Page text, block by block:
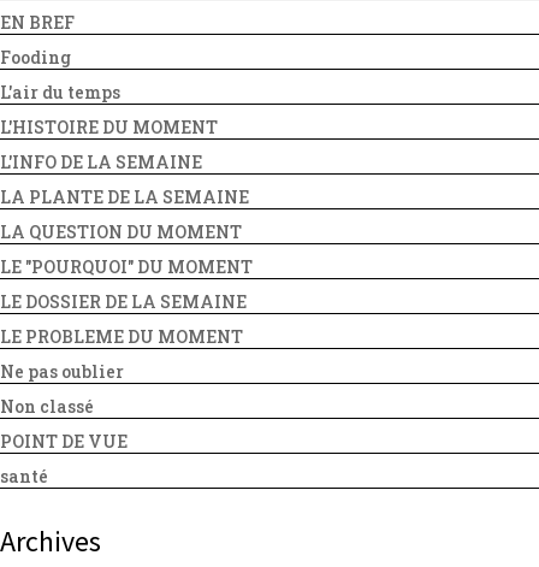
EN BREF
Fooding
L'air du temps
L'HISTOIRE DU MOMENT
L'INFO DE LA SEMAINE
LA PLANTE DE LA SEMAINE
LA QUESTION DU MOMENT
LE "POURQUOI" DU MOMENT
LE DOSSIER DE LA SEMAINE
LE PROBLEME DU MOMENT
Ne pas oublier
Non classé
POINT DE VUE
santé
Archives